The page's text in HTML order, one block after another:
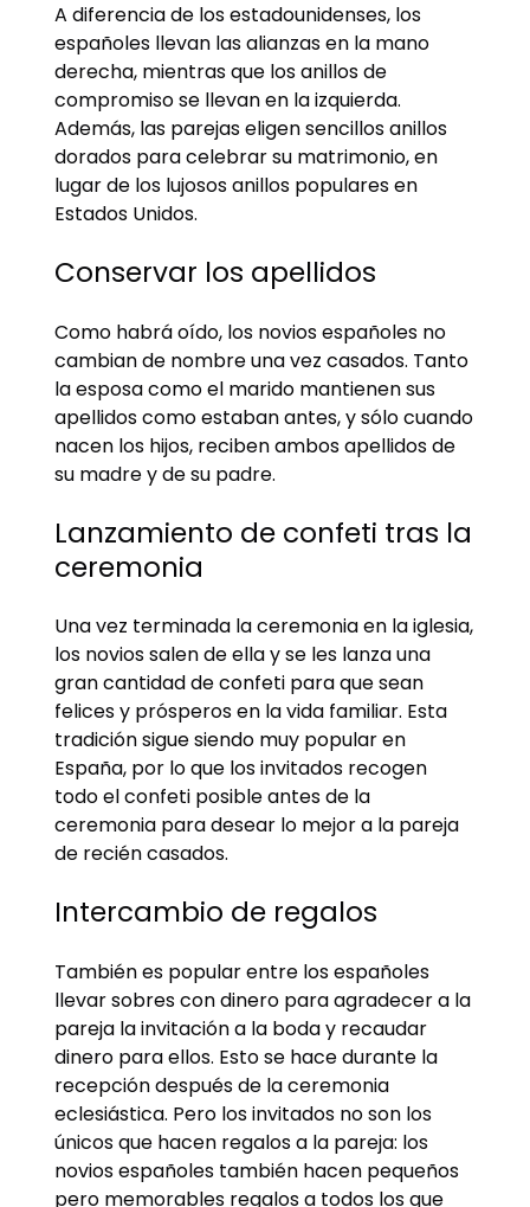
A diferencia de los estadounidenses, los
españoles llevan las alianzas en la mano
derecha, mientras que los anillos de
compromiso se llevan en la izquierda.
Además, las parejas eligen sencillos anillos
dorados para celebrar su matrimonio, en
lugar de los lujosos anillos populares en
Estados Unidos.
Conservar los apellidos
Como habrá oído, los novios españoles no
cambian de nombre una vez casados. Tanto
la esposa como el marido mantienen sus
apellidos como estaban antes, y sólo cuando
nacen los hijos, reciben ambos apellidos de
su madre y de su padre.
Lanzamiento de confeti tras la
ceremonia
Una vez terminada la ceremonia en la iglesia,
los novios salen de ella y se les lanza una
gran cantidad de confeti para que sean
felices y prósperos en la vida familiar. Esta
tradición sigue siendo muy popular en
España, por lo que los invitados recogen
todo el confeti posible antes de la
ceremonia para desear lo mejor a la pareja
de recién casados.
Intercambio de regalos
También es popular entre los españoles
llevar sobres con dinero para agradecer a la
pareja la invitación a la boda y recaudar
dinero para ellos. Esto se hace durante la
recepción después de la ceremonia
eclesiástica. Pero los invitados no son los
únicos que hacen regalos a la pareja: los
novios españoles también hacen pequeños
pero memorables regalos a todos los que